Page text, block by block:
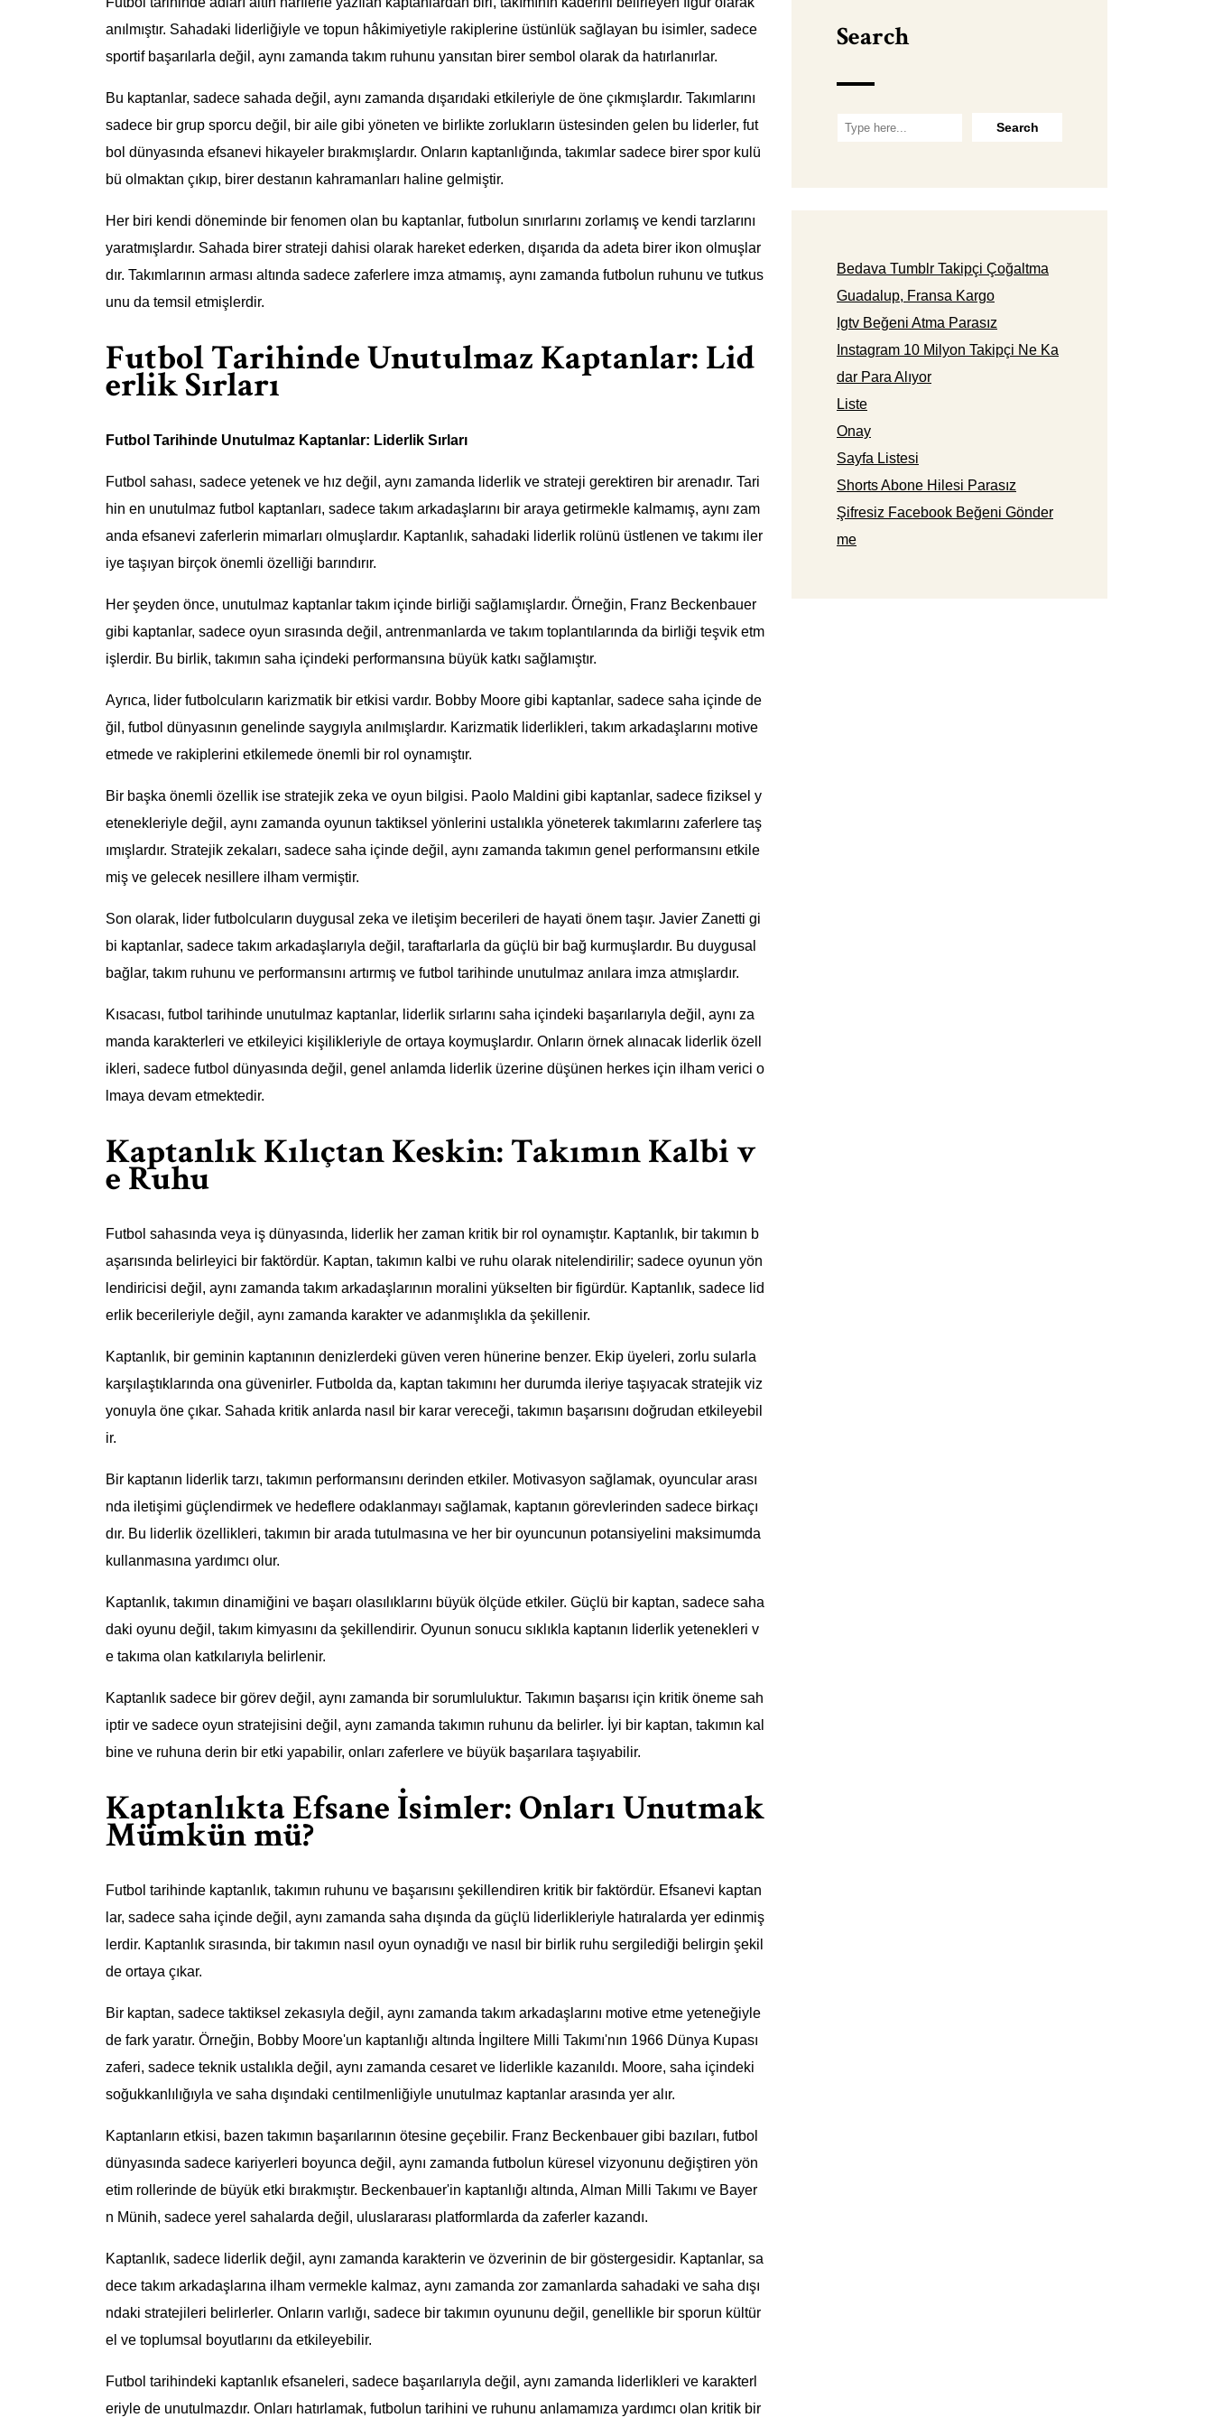
anılmıştır. Sahadaki liderliğiyle ve topun hâkimiyetiyle rakiplerine üstünlük sağlayan bu isimler, sadece
sportif başarılarla değil, aynı zamanda takım ruhunu yansıtan birer sembol olarak da hatırlanırlar.
Bu kaptanlar, sadece sahada değil, aynı zamanda dışarıdaki etkileriyle de öne çıkmışlardır. Takımlarını
sadece bir grup sporcu değil, bir aile gibi yöneten ve birlikte zorlukların üstesinden gelen bu liderler, fut
bol dünyasında efsanevi hikayeler bırakmışlardır. Onların kaptanlığında, takımlar sadece birer spor kulü
bü olmaktan çıkıp, birer destanın kahramanları haline gelmiştir.
Her biri kendi döneminde bir fenomen olan bu kaptanlar, futbolun sınırlarını zorlamış ve kendi tarzlarını
yaratmışlardır. Sahada birer strateji dahisi olarak hareket ederken, dışarıda da adeta birer ikon olmuşlar
dır. Takımlarının arması altında sadece zaferlere imza atmamış, aynı zamanda futbolun ruhunu ve tutkus
unu da temsil etmişlerdir.
Futbol Tarihinde Unutulmaz Kaptanlar: Lid
erlik Sırları
Futbol Tarihinde Unutulmaz Kaptanlar: Liderlik Sırları
Futbol sahası, sadece yetenek ve hız değil, aynı zamanda liderlik ve strateji gerektiren bir arenadır. Tari
hin en unutulmaz futbol kaptanları, sadece takım arkadaşlarını bir araya getirmekle kalmamış, aynı zam
anda efsanevi zaferlerin mimarları olmuşlardır. Kaptanlık, sahadaki liderlik rolünü üstlenen ve takımı iler
iye taşıyan birçok önemli özelliği barındırır.
Her şeyden önce, unutulmaz kaptanlar takım içinde birliği sağlamışlardır. Örneğin, Franz Beckenbauer
gibi kaptanlar, sadece oyun sırasında değil, antrenmanlarda ve takım toplantılarında da birliği teşvik etm
işlerdir. Bu birlik, takımın saha içindeki performansına büyük katkı sağlamıştır.
Ayrıca, lider futbolcuların karizmatik bir etkisi vardır. Bobby Moore gibi kaptanlar, sadece saha içinde de
ğil, futbol dünyasının genelinde saygıyla anılmışlardır. Karizmatik liderlikleri, takım arkadaşlarını motive
etmede ve rakiplerini etkilemede önemli bir rol oynamıştır.
Bir başka önemli özellik ise stratejik zeka ve oyun bilgisi. Paolo Maldini gibi kaptanlar, sadece fiziksel y
etenekleriyle değil, aynı zamanda oyunun taktiksel yönlerini ustalıkla yöneterek takımlarını zaferlere taş
ımışlardır. Stratejik zekaları, sadece saha içinde değil, aynı zamanda takımın genel performansını etkile
miş ve gelecek nesillere ilham vermiştir.
Son olarak, lider futbolcuların duygusal zeka ve iletişim becerileri de hayati önem taşır. Javier Zanetti gi
bi kaptanlar, sadece takım arkadaşlarıyla değil, taraftarlarla da güçlü bir bağ kurmuşlardır. Bu duygusal
bağlar, takım ruhunu ve performansını artırmış ve futbol tarihinde unutulmaz anılara imza atmışlardır.
Kısacası, futbol tarihinde unutulmaz kaptanlar, liderlik sırlarını saha içindeki başarılarıyla değil, aynı za
manda karakterleri ve etkileyici kişilikleriyle de ortaya koymuşlardır. Onların örnek alınacak liderlik özell
ikleri, sadece futbol dünyasında değil, genel anlamda liderlik üzerine düşünen herkes için ilham verici o
lmaya devam etmektedir.
Kaptanlık Kılıçtan Keskin: Takımın Kalbi v
e Ruhu
Futbol sahasında veya iş dünyasında, liderlik her zaman kritik bir rol oynamıştır. Kaptanlık, bir takımın b
aşarısında belirleyici bir faktördür. Kaptan, takımın kalbi ve ruhu olarak nitelendirilir; sadece oyunun yön
lendiricisi değil, aynı zamanda takım arkadaşlarının moralini yükselten bir figürdür. Kaptanlık, sadece lid
erlik becerileriyle değil, aynı zamanda karakter ve adanmışlıkla da şekillenir.
Kaptanlık, bir geminin kaptanının denizlerdeki güven veren hünerine benzer. Ekip üyeleri, zorlu sularla
karşılaştıklarında ona güvenirler. Futbolda da, kaptan takımını her durumda ileriye taşıyacak stratejik viz
yonuyla öne çıkar. Sahada kritik anlarda nasıl bir karar vereceği, takımın başarısını doğrudan etkileyebil
ir.
Bir kaptanın liderlik tarzı, takımın performansını derinden etkiler. Motivasyon sağlamak, oyuncular arası
nda iletişimi güçlendirmek ve hedeflere odaklanmayı sağlamak, kaptanın görevlerinden sadece birkaçı
dır. Bu liderlik özellikleri, takımın bir arada tutulmasına ve her bir oyuncunun potansiyelini maksimumda
kullanmasına yardımcı olur.
Kaptanlık, takımın dinamiğini ve başarı olasılıklarını büyük ölçüde etkiler. Güçlü bir kaptan, sadece saha
daki oyunu değil, takım kimyasını da şekillendirir. Oyunun sonucu sıklıkla kaptanın liderlik yetenekleri v
e takıma olan katkılarıyla belirlenir.
Kaptanlık sadece bir görev değil, aynı zamanda bir sorumluluktur. Takımın başarısı için kritik öneme sah
iptir ve sadece oyun stratejisini değil, aynı zamanda takımın ruhunu da belirler. İyi bir kaptan, takımın kal
bine ve ruhuna derin bir etki yapabilir, onları zaferlere ve büyük başarılara taşıyabilir.
Kaptanlıkta Efsane İsimler: Onları Unutmak
Mümkün mü?
Futbol tarihinde kaptanlık, takımın ruhunu ve başarısını şekillendiren kritik bir faktördür. Efsanevi kaptan
lar, sadece saha içinde değil, aynı zamanda saha dışında da güçlü liderlikleriyle hatıralarda yer edinmiş
lerdir. Kaptanlık sırasında, bir takımın nasıl oyun oynadığı ve nasıl bir birlik ruhu sergilediği belirgin şekil
de ortaya çıkar.
Bir kaptan, sadece taktiksel zekasıyla değil, aynı zamanda takım arkadaşlarını motive etme yeteneğiyle
de fark yaratır. Örneğin, Bobby Moore'un kaptanlığı altında İngiltere Milli Takımı'nın 1966 Dünya Kupası
zaferi, sadece teknik ustalıkla değil, aynı zamanda cesaret ve liderlikle kazanıldı. Moore, saha içindeki
soğukkanlılığıyla ve saha dışındaki centilmenliğiyle unutulmaz kaptanlar arasında yer alır.
Kaptanların etkisi, bazen takımın başarılarının ötesine geçebilir. Franz Beckenbauer gibi bazıları, futbol
dünyasında sadece kariyerleri boyunca değil, aynı zamanda futbolun küresel vizyonunu değiştiren yön
etim rollerinde de büyük etki bırakmıştır. Beckenbauer'in kaptanlığı altında, Alman Milli Takımı ve Bayer
n Münih, sadece yerel sahalarda değil, uluslararası platformlarda da zaferler kazandı.
Kaptanlık, sadece liderlik değil, aynı zamanda karakterin ve özverinin de bir göstergesidir. Kaptanlar, sa
dece takım arkadaşlarına ilham vermekle kalmaz, aynı zamanda zor zamanlarda sahadaki ve saha dışı
ndaki stratejileri belirlerler. Onların varlığı, sadece bir takımın oyununu değil, genellikle bir sporun kültür
el ve toplumsal boyutlarını da etkileyebilir.
Futbol tarihindeki kaptanlık efsaneleri, sadece başarılarıyla değil, aynı zamanda liderlikleri ve karakterl
eriyle de unutulmazdır. Onları hatırlamak, futbolun tarihini ve ruhunu anlamamıza yardımcı olan kritik bir
Search
Bedava Tumblr Takipçi Çoğaltma
Guadalup, Fransa Kargo
Igtv Beğeni Atma Parasız
Instagram 10 Milyon Takipçi Ne Ka
dar Para Alıyor
Liste
Onay
Sayfa Listesi
Shorts Abone Hilesi Parasız
Şifresiz Facebook Beğeni Gönder
me